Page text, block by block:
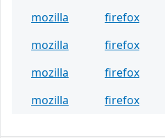
mozilla
firefox
mozilla
firefox
mozilla
firefox
mozilla
firefox